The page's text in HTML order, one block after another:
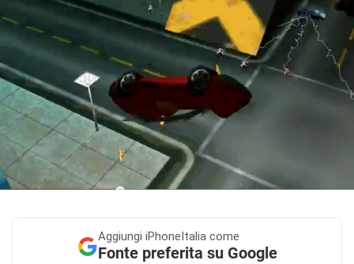
Aggiungi iPhoneItalia come
Fonte preferita su Google